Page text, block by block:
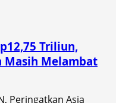
Triliun,
Masih Melambat